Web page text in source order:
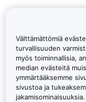
Välttämättömiä
turvallisuuden
myös toiminnallisia,
median evästeitä
ymmärtääksemme
sivustoa ja
jakamisominaisuuksia.